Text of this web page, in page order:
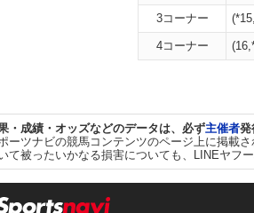
3コーナー
4コーナー
・成績・オッズなどのデータは、必ず主催者発
ーツナビの競馬コンテンツのページ上に掲載
て被ったいかなる損害についても、LINEヤフ